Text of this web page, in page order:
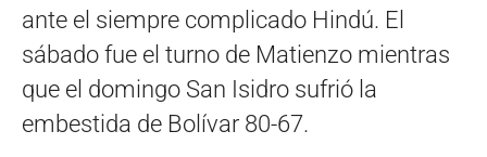
ante el siempre complicado Hindú. El
sábado fue el turno de Matienzo mientras
que el domingo San Isidro sufrió la
embestida de Bolívar 80-67.